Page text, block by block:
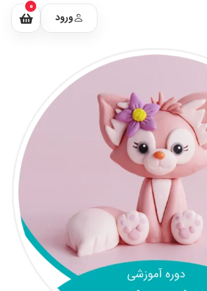
ورود
0